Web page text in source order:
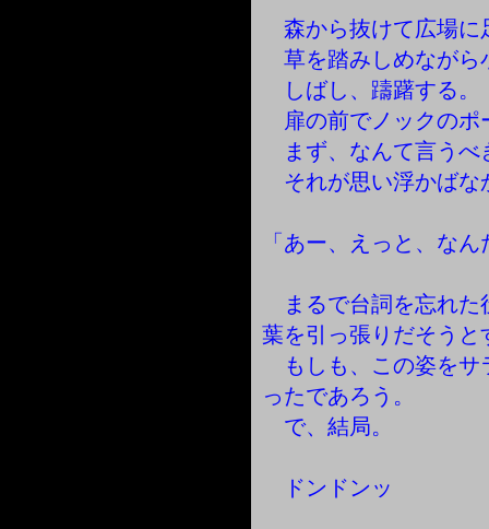
森から抜けて広場に
草を踏みしめながら
しばし、躊躇する。
扉の前でノックのポ
まず、なんて言うべ
それが思い浮かばな
「あー、えっと、なん
まるで台詞を忘れた
葉を引っ張りだそうと
もしも、この姿をサ
ったであろう。
で、結局。
ドンドンッ